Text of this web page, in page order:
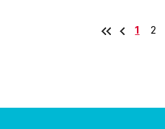
1 2